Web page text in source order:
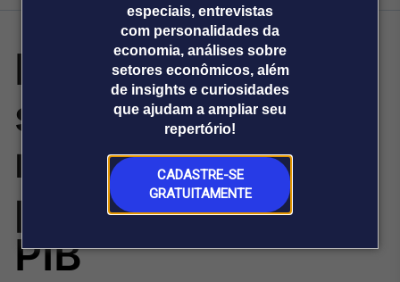
especiais, entrevistas
com personalidades da
economia, análises sobre
setores econômicos, além
de insights e curiosidades
que ajudam a ampliar seu
repertório!
CADASTRE-SE
GRATUITAMENTE
Plataformas
Broadcast
Broadcast+
O mercado
financeiro em
tempo real
Broadcast
Sobre nós Releases Broadcast
Prêmio Broadcast
Analistas
Prêmio Broadcast
Empresas
Agências de
comunicação
Releases
Dia da Indústria:
setor busca
recuperar
participação no
PIB